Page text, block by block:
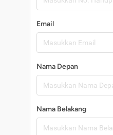
Email
Nama Depan
Nama Belakang